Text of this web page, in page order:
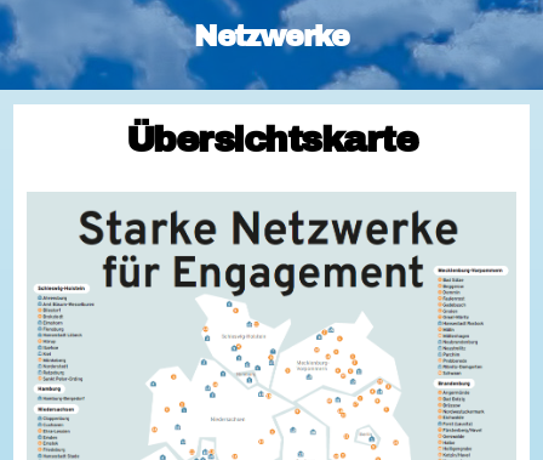
Netzwerke
Übersichtskarte